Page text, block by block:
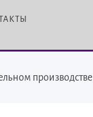
производстве